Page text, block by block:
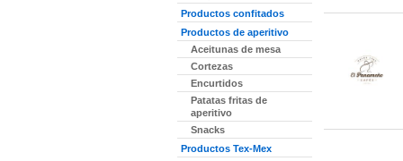
Productos confitados
Productos de aperitivo
Aceitunas de mesa
Cortezas
Encurtidos
Patatas fritas de
aperitivo
Snacks
Productos Tex-Mex